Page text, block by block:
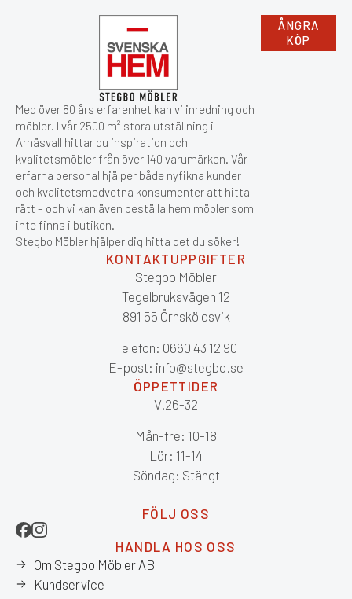
Med över 80 års erfarenhet kan vi inredning och
möbler. I vår 2500 m² stora utställning i
Arnäsvall hittar du inspiration och
kvalitetsmöbler från över 140 varumärken. Vår
erfarna personal hjälper både nyfikna kunder
och kvalitetsmedvetna konsumenter att hitta
rätt – och vi kan även beställa hem möbler som
inte finns i butiken.
Stegbo Möbler hjälper dig hitta det du söker!
ÅNGRA
KÖP
KONTAKTUPPGIFTER
Stegbo Möbler
Tegelbruksvägen 12
891 55 Örnsköldsvik
Telefon: 0660 43 12 90
E-post: info@stegbo.se
ÖPPETTIDER
V.26-32
Mån-fre: 10-18
Lör: 11-14
Söndag: Stängt
FÖLJ OSS
HANDLA HOS OSS
Om Stegbo Möbler AB
Kundservice